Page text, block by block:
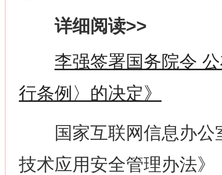
详细阅读>>
李强签署国务院令
行条例〉的决定》
国家互联网信息办公
技术应用安全管理办法